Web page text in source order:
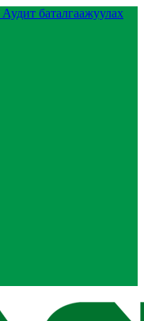
Аудит баталгаажуулах